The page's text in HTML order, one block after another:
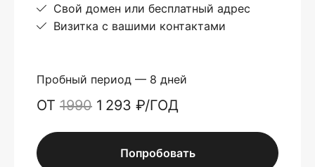
Свой домен или бесплатный адрес
Визитка с вашими контактами
Пробный период — 8 дней
ОТ 1990 1 293 ₽/ГОД
Попробовать